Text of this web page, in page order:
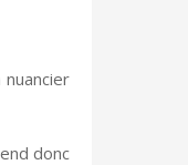
donc